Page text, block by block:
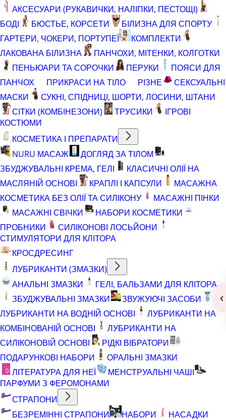
АКСЕСУАРИ (РУКАВИЧКИ, НАЛІПКИ, ПЕСТОЩІ)
БОДІ
БЮСТЬЕ, КОРСЕТИ
БІЛИЗНА ДЛЯ СПОРТУ
ГАРТЕРИ, ЧОКЕРИ, ПОРТУПЕЇ
КОМПЛЕКТИ
ЛАКОВАНА БІЛИЗНА
ПАНЧОХИ, МІТЕНКИ, КОЛГОТКИ
ПЕНЬЮАРИ ТА СОРОЧКИ
ПЕРУКИ
ПОЯСИ ДЛЯ
ПАНЧОХ
ПРИКРАСИ НА ТІЛО РІЗНЕ
СЕКСУАЛЬНІ
МАСКИ
СУКНІ, СПІДНИЦІ, ШОРТИ, ЛОСИНИ, ШТАНИ
СІТКИ (КОМБІНЕЗОНИ)
ТРУСИКИ
ІГРОВІ
КОСТЮМИ
КОСМЕТИКА І ПРЕПАРАТИ
NURU МАСАЖ
ДОГЛЯД ЗА ТІЛОМ
ЗБУДЖУВАЛЬНІ КРЕМА, ГЕЛІ
КЛАСИЧНІ ОЛІЇ НА
МАСЛЯНІЙ ОСНОВІ
КРАПЛІ І КАПСУЛИ
МАСАЖНА
КОСМЕТИКА БЕЗ ОЛІЇ ТА СИЛІКОНУ
МАСАЖНІ ПІНКИ
МАСАЖНІ СВІЧКИ
НАБОРИ КОСМЕТИКИ
ПРОБНИКИ
СИЛІКОНОВІ ЛОСЬЙОНИ
СТИМУЛЯТОРИ ДЛЯ КЛІТОРА
КРОСДРЕСИНГ
ЛУБРИКАНТИ (ЗМАЗКИ)
АНАЛЬНІ ЗМАЗКИ
ГЕЛІ, БАЛЬЗАМИ ДЛЯ КЛІТОРА
ЗБУДЖУВАЛЬНІ ЗМАЗКИ
ЗВУЖУЮЧІ ЗАСОБИ
ЛУБРИКАНТИ НА ВОДНІЙ ОСНОВІ
ЛУБРИКАНТИ НА
КОМБІНОВАНІЙ ОСНОВІ
ЛУБРИКАНТИ НА
СИЛІКОНОВІЙ ОСНОВІ
РІДКІ ВІБРАТОРИ
ПОДАРУНКОВІ НАБОРИ
ОРАЛЬНІ ЗМАЗКИ
ЛІТЕРАТУРА ДЛЯ НЕЇ
МЕНСТРУАЛЬНІ ЧАШІ
ПАРФУМИ З ФЕРОМОНАМИ
СТРАПОНИ
БЕЗРЕМІННІ СТРАПОНИ
НАБОРИ НАСАДКИ
‹